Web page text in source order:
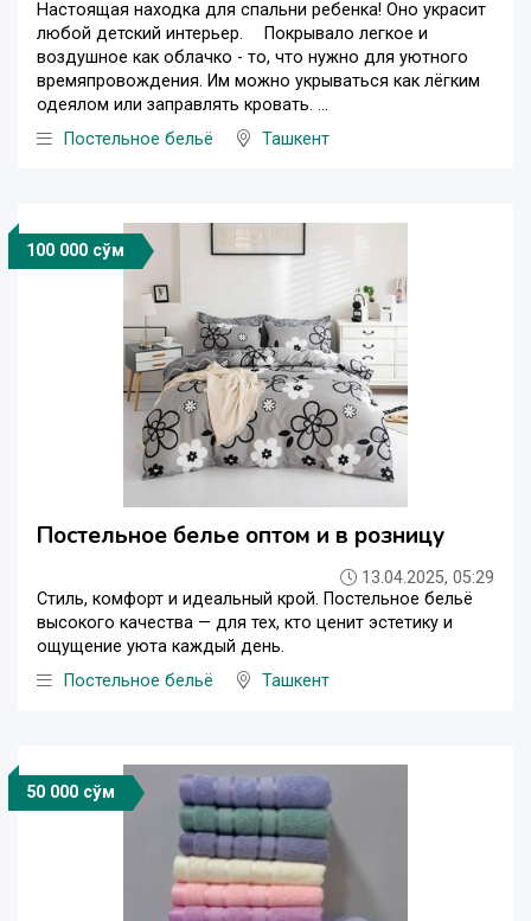
Настоящая находка для спальни ребенка! Оно украсит
любой детский интерьер. ⠀ Покрывало легкое и
воздушное как облачко - то, что нужно для уютного
времяпровождения. Им можно укрываться как лёгким
одеялом или заправлять кровать. ...
Постельное бельё
Ташкент
100 000 сўм
Постельное белье оптом и в розницу
13.04.2025, 05:29
Стиль, комфорт и идеальный крой. Постельное бельё
высокого качества — для тех, кто ценит эстетику и
ощущение уюта каждый день.
Постельное бельё
Ташкент
50 000 сўм